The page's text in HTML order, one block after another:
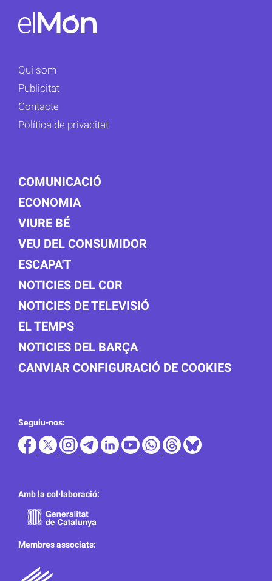
Qui som
Publicitat
Contacte
Política de privacitat
COMUNICACIÓ
ECONOMIA
VIURE BÉ
VEU DEL CONSUMIDOR
ESCAPA'T
NOTICIES DEL COR
NOTICIES DE TELEVISIÓ
EL TEMPS
NOTICIES DEL BARÇA
CANVIAR CONFIGURACIÓ DE COOKIES
Seguiu-nos:
Amb la col·laboració:
Membres associats: